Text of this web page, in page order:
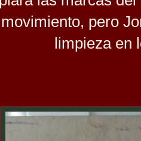
pero
limpieza en